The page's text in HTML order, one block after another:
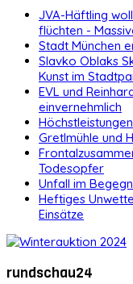
JVA-Häftling
flüchten -
Stadt München
Slavko Oblaks
Kunst im
EVL und
einvernehmlich
Gretlmühle und
Todesopfer
Unfall im
Heftiges
Einsätze
rundschau24